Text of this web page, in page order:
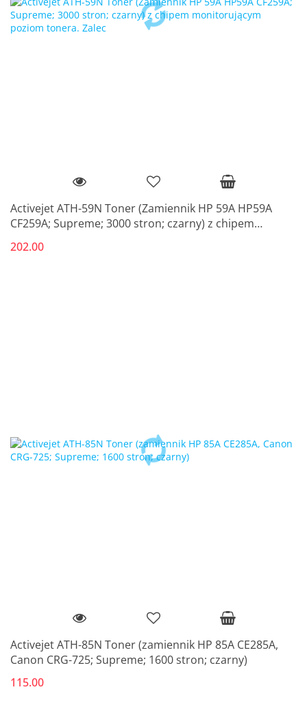
Activejet ATH-59N Toner (Zamiennik HP 59A HP59A
CF259A; Supreme; 3000 stron; czarny) z chipem
202.00
Activejet ATH-85N Toner (zamiennik HP 85A CE285A,
Canon CRG-725; Supreme; 1600 stron; czarny)
115.00